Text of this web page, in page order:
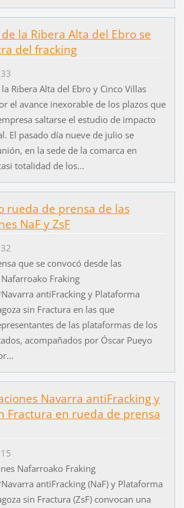
la Ribera Alta del Ebro se
del fracking
Ribera Alta del Ebro y Cinco Villas
el avance inexorable de los plazos que
saltarse el estudio de impacto
El pasado día nueve de julio se
en la sede de la comarca en
totalidad de los...
rueda de prensa de las
NaF y ZsF
que se convocó desde las
Fraking
antiFracking y Plataforma
sin Fractura en las que
de las plataformas de los
acompañados por Óscar Pueyo
Navarra antiFracking y
Fractura en rueda de prensa
Nafarroako Fraking
antiFracking (NaF) y Plataforma
sin Fractura (ZsF) convocan una